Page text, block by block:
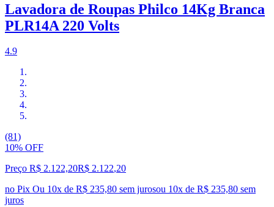
Lavadora de Roupas Philco 14Kg Branca
PLR14A 220 Volts
4.9
(81)
10% OFF
Preço R$ 2.122,20R$ 2.122,20
no Pix Ou 10x de R$ 235,80 sem jurosou 10x de R$ 235,80 sem
juros